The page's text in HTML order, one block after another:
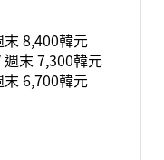
8,400韓元
末 7,300韓元
6,700韓元